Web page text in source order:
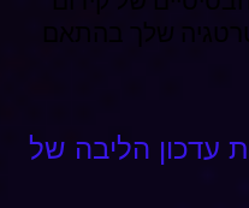
שלך בהתאם
עדכון הליבה של